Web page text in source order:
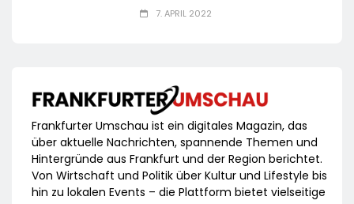
7. APRIL 2022
Frankfurter Umschau ist ein digitales Magazin, das
über aktuelle Nachrichten, spannende Themen und
Hintergründe aus Frankfurt und der Region berichtet.
Von Wirtschaft und Politik über Kultur und Lifestyle bis
hin zu lokalen Events – die Plattform bietet vielseitige